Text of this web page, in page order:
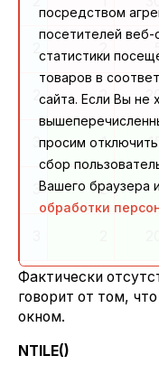
2 2
3 1
3 2
Фактически
говорит от том,
окном.
NTILE()
посредством
посетителей веб-
статистики
товаров в
сайта. Если Вы не
просим
сбор
Вашего браузера
обработки